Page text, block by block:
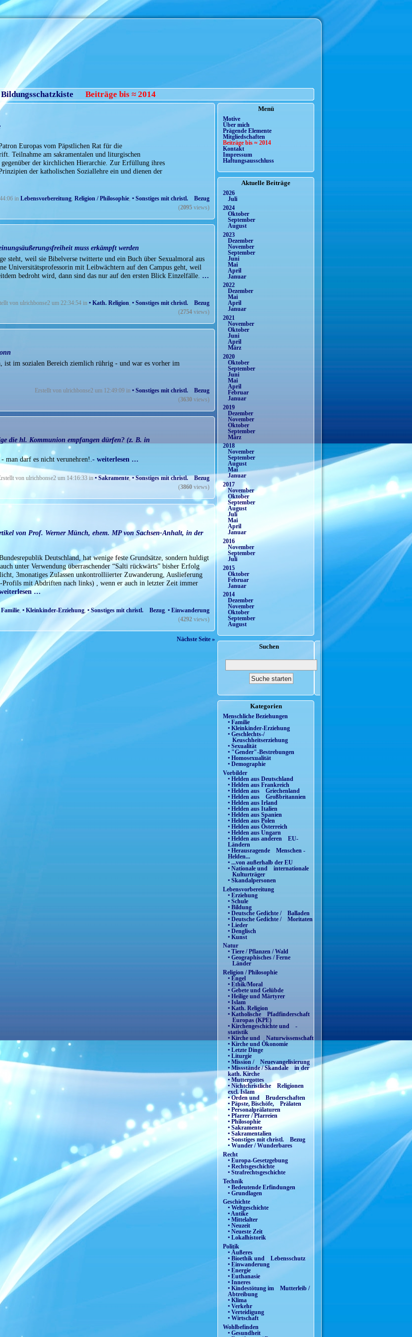
Bildungsschatzkiste Beiträge bis ≈ 2014
Europas vom Päpstlichen Rat für die
Teilnahme am sakramentalen und liturgischen
der kirchlichen Hierarchie. Zur Erfüllung ihres
der katholischen Soziallehre ein und dienen der
in Lebensvorbereitung Religion / Philosophie • Sonstiges mit christl. Bezug
(2095 views)
muss erkämpft werden
steht, weil sie Bibelverse twitterte und ein Buch über Sexualmoral aus
Universitätsprofessorin mit Leibwächtern auf den Campus geht, weil
bedroht wird, dann sind das nur auf den ersten Blick Einzelfälle. …
von ulrichbonse2 um 22:34:54 in • Kath. Religion • Sonstiges mit christl. Bezug
(2754 views)
ist im sozialen Bereich ziemlich rührig - und war es vorher im
Erstellt von ulrichbonse2 um 12:49:09 in • Sonstiges mit christl. Bezug
(3630 views)
die hl. Kommunion empfangen dürfen? (z. B. in
man darf es nicht verunehren!. - weiterlesen …
von ulrichbonse2 um 14:16:33 in • Sakramente • Sonstiges mit christl. Bezug
(3860 views)
von Prof. Werner Münch, ehem. MP von Sachsen-Anhalt, in der
Deutschland, hat wenige feste Grundsätze, sondern huldigt
unter Verwendung überraschender “Salti rückwärts” bisher Erfolg
3monatiges Zulassen unkontrolliierter Zuwanderung, Auslieferung
mit Abdriften nach links) , wenn er auch in letzter Zeit immer
…
Familie • Kleinkinder-Erziehung • Sonstiges mit christl. Bezug • Einwanderung
(4292 views)
Nächste Seite »
Menü
Motive
Über mich
Prägende Elemente
Mitgliedschaften
Beiträge bis ≈ 2014
Kontakt
Impressum
Haftungsausschluss
Aktuelle Beiträge
2026
Juli
2024
Oktober
September
August
2023
Dezember
November
September
Juni
Mai
April
Januar
2022
Dezember
Mai
April
Januar
2021
November
Oktober
Juni
April
März
2020
Oktober
September
Juni
Mai
April
Februar
Januar
2019
Dezember
November
Oktober
September
März
2018
November
September
August
Mai
Januar
2017
November
Oktober
September
August
Juli
Mai
April
Januar
2016
November
September
Juli
2015
Oktober
Februar
Januar
2014
Dezember
November
Oktober
September
August
Suchen
Kategorien
Menschliche Beziehungen
• Familie
• Kleinkinder-Erziehung
• Geschlechts-/
Keuschheitserziehung
• Sexualität
• "Gender"-Bestrebungen
• Homosexualität
• Demographie
Vorbilder
• Helden aus Deutschland
• Helden aus Frankreich
• Helden aus Griechenland
• Helden aus Großbritannien
• Helden aus Irland
• Helden aus Italien
• Helden aus Spanien
• Helden aus Polen
• Helden aus Österreich
• Helden aus Ungarn
• Helden aus anderen EU-
Ländern
• Herausragende Menschen -
Helden...
• ...von außerhalb der EU
• Nationale und internationale
Kulturträger
• Skandalpersonen
Lebensvorbereitung
• Erziehung
• Schule
• Bildung
• Deutsche Gedichte / Balladen
• Deutsche Gedichte / Moritaten
• Lieder
• Denglisch
• Kunst
Natur
• Tiere / Pflanzen / Wald
• Geographisches / Ferne
Länder
Religion / Philosophie
• Engel
• Ethik/Moral
• Gebete und Gelübde
• Heilige und Märtyrer
• Islam
• Kath. Religion
• Katholische Pfadfinderschaft
Europas (KPE)
• Kirchengeschichte und -
statistik
• Kirche und Naturwissenschaft
• Kirche und Ökonomie
• Letzte Dinge
• Liturgie
• Mission / Neuevangelisierung
• Missstände / Skandale in der
kath. Kirche
• Muttergottes
• Nichtchristliche Religionen
excl. Islam
• Orden und Bruderschaften
• Päpste, Bischöfe, Prälaten
• Personalprälaturen
• Pfarrer / Pfarreien
• Philosophie
• Sakramente
• Sakramentalien
• Sonstiges mit christl. Bezug
• Wunder / Wunderbares
Recht
• Europa-Gesetzgebung
• Rechtsgeschichte
• Strafrechtsgeschichte
Technik
• Bedeutende Erfindungen
• Grundlagen
Geschichte
• Weltgeschichte
• Antike
• Mittelalter
• Neuzeit
• Neueste Zeit
• Lokalhistorik
Politik
• Äußeres
• Bioethik und Lebensschutz
• Einwanderung
• Energie
• Euthanasie
• Inneres
• Kindestötung im Mutterleib /
Abtreibung
• Klima
• Verkehr
• Verteidigung
• Wirtschaft
Wohlbefinden
• Gesundheit